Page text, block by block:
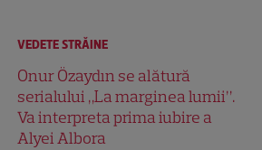
VEDETE STRĂINE
Onur Özaydın se alătură
serialului „La marginea lumii”.
Va interpreta prima iubire a
Alyei Albora